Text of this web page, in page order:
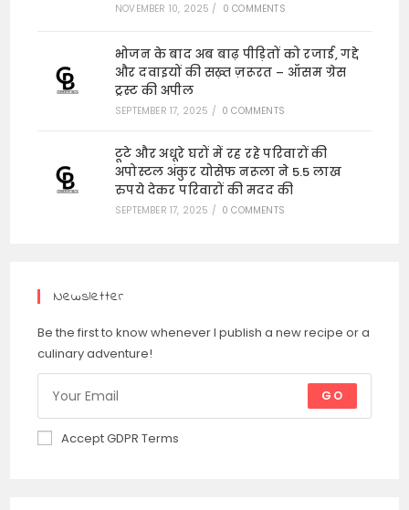
NOVEMBER 10, 2025 / 0 COMMENTS
भोजन के बाद अब बाढ़ पीड़ितों को रजाई, गद्दे
और दवाइयों की सख़्त ज़रूरत – ऑसम ग्रेस
ट्रस्ट की अपील
SEPTEMBER 17, 2025 / 0 COMMENTS
टूटे और अधूरे घरों में रह रहे परिवारों की
अपोस्टल अंकुर योसेफ नरूला ने 5.5 लाख
रुपये देकर परिवारों की मदद की
SEPTEMBER 17, 2025 / 0 COMMENTS
Newsletter
Be the first to know whenever I publish a new recipe or a
culinary adventure!
GO
Accept GDPR Terms